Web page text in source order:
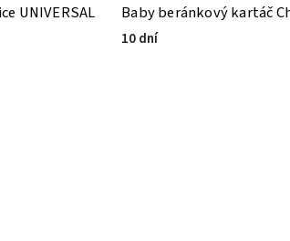
UNIVERSAL
Baby beránkový kartáč
10 dní